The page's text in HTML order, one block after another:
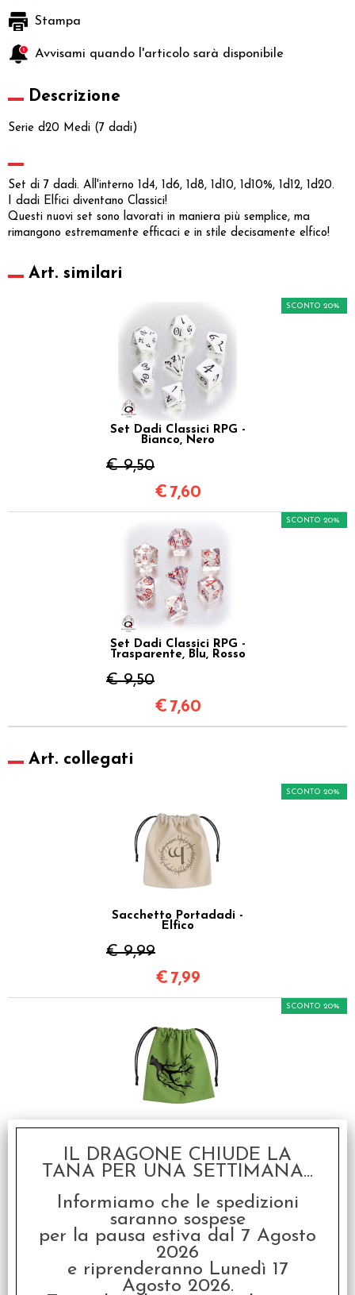
Stampa
Avvisami quando l'articolo sarà disponibile
Descrizione
Serie d20 Medi (7 dadi)
Set di 7 dadi. All'interno 1d4, 1d6, 1d8, 1d10, 1d10%, 1d12, 1d20.
I dadi Elfici diventano Classici!
Questi nuovi set sono lavorati in maniera più semplice, ma
rimangono estremamente efficaci e in stile decisamente elfico!
Art. similari
Set Dadi Classici RPG -
Bianco, Nero
€ 9,50
SCONTO 20%
€ 7,60
Set Dadi Classici RPG -
Trasparente, Blu, Rosso
€ 9,50
SCONTO 20%
€ 7,60
Art. collegati
Sacchetto Portadadi -
Elfico
€ 9,99
SCONTO 20%
€ 7,99
Sacchetto Medio - Ent
€ 9,99
SCONTO 20%
7,99
I clienti che hanno acquistato questo
prodotto, hanno scelto anche questi
IL DRAGONE CHIUDE LA
TANA PER UNA SETTIMANA...
Informiamo che le spedizioni
saranno sospese
per la pausa estiva dal 7 Agosto
2026
e riprenderanno Lunedì 17
Agosto 2026.